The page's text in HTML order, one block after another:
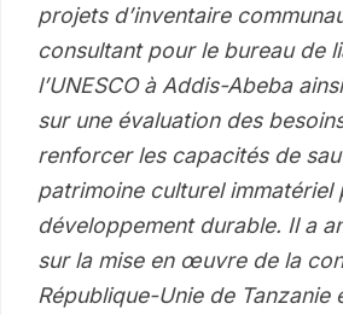
projets d’inventaire
consultant pour le bureau de
l’UNESCO à Addis-Abeba
sur une évaluation des
renforcer les capacités de
patrimoine culturel immatériel
développement durable. Il a
sur la mise en œuvre de la
République-Unie de Tanzanie